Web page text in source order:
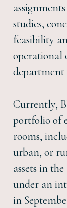
studies,
feasibility
operational
department
Currently,
portfolio of
rooms,
urban, or
assets in
under an
in